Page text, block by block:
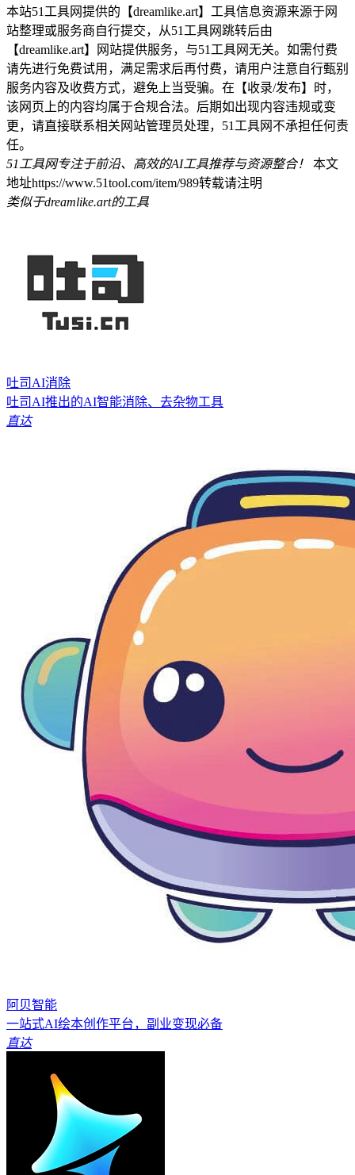
本站51工具网提供的【dreamlike.art】工具信息资源来源于网
站整理或服务商自行提交，从51工具网跳转后由
【dreamlike.art】网站提供服务，与51工具网无关。如需付费
请先进行免费试用，满足需求后再付费，请用户注意自行甄别
服务内容及收费方式，避免上当受骗。在【收录/发布】时，
该网页上的内容均属于合规合法。后期如出现内容违规或变
更，请直接联系相关网站管理员处理，51工具网不承担任何责
任。
51工具网专注于前沿、高效的AI工具推荐与资源整合！
本文
地址https://www.51tool.com/item/989转载请注明
类似于dreamlike.art的工具
吐司AI消除
吐司AI推出的AI智能消除、去杂物工具
直达
阿贝智能
一站式AI绘本创作平台，副业变现必备
直达